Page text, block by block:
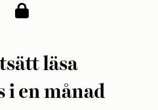
läsa
i en månad